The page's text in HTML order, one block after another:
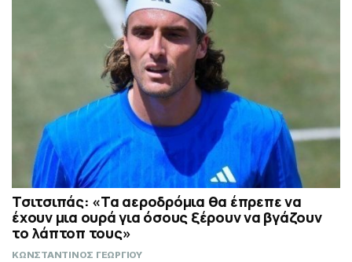
Τσιτσιπάς: «Τα αεροδρόμια θα έπρεπε να
έχουν μια ουρά για όσους ξέρουν να βγάζουν
το λάπτοπ τους»
ΚΩΝΣΤΑΝΤΙΝΟΣ ΓΕΩΡΓΙΟΥ